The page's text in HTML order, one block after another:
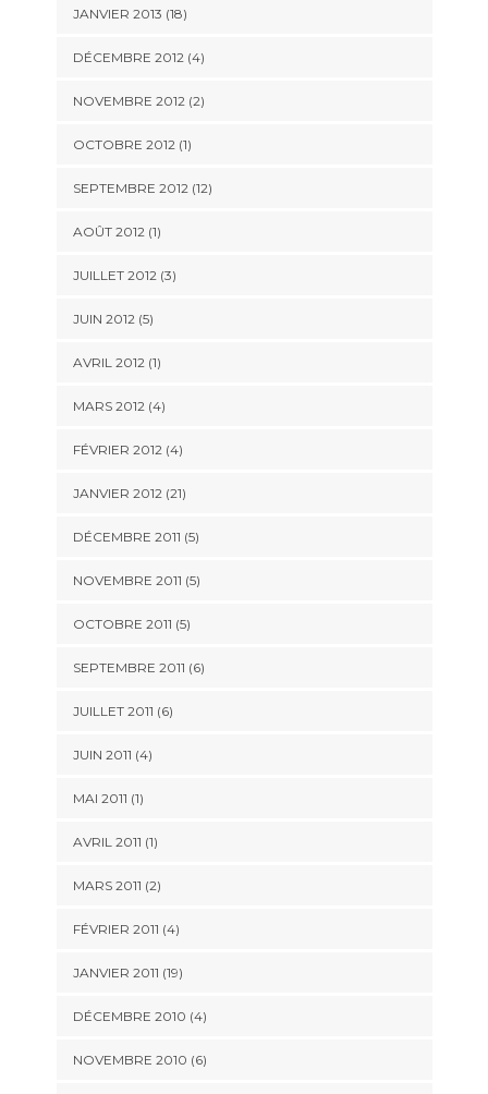
JANVIER 2013 (18)
DÉCEMBRE 2012 (4)
NOVEMBRE 2012 (2)
OCTOBRE 2012 (1)
SEPTEMBRE 2012 (12)
AOÛT 2012 (1)
JUILLET 2012 (3)
JUIN 2012 (5)
AVRIL 2012 (1)
MARS 2012 (4)
FÉVRIER 2012 (4)
JANVIER 2012 (21)
DÉCEMBRE 2011 (5)
NOVEMBRE 2011 (5)
OCTOBRE 2011 (5)
SEPTEMBRE 2011 (6)
JUILLET 2011 (6)
JUIN 2011 (4)
MAI 2011 (1)
AVRIL 2011 (1)
MARS 2011 (2)
FÉVRIER 2011 (4)
JANVIER 2011 (19)
DÉCEMBRE 2010 (4)
NOVEMBRE 2010 (6)